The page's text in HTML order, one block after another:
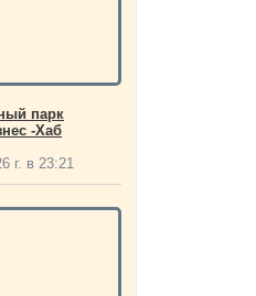
парк
-Хаб
г. в 23:21